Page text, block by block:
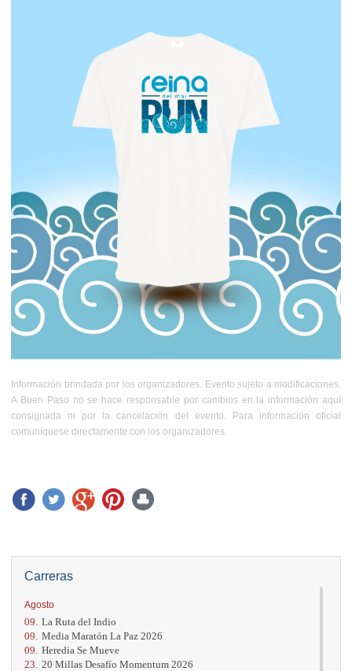
Carreras
Agosto
09. La Ruta del Indio
09. Media Maratón La Paz 2026
09. Heredia Se Mueve
23. 20 Millas Desafío Momentum 2026
Información brindada por los organizadores. Evento sujeto a modificaciones.
A Buen Paso no se hace responsable por cambios en la información aquí
consignada ni por la cancelación del evento. Para información oficial
comuníquese directamente con los organizadores.